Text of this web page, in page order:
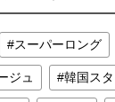
スーパーロング
ジュ 韓国ス